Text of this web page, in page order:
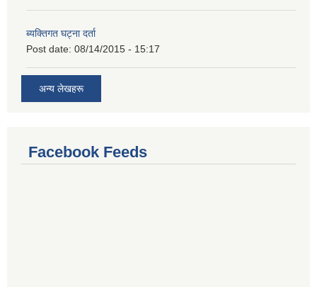
ब्यक्तिगत घट्ना दर्ता
Post date: 08/14/2015 - 15:17
अन्य लेखहरू
Facebook Feeds